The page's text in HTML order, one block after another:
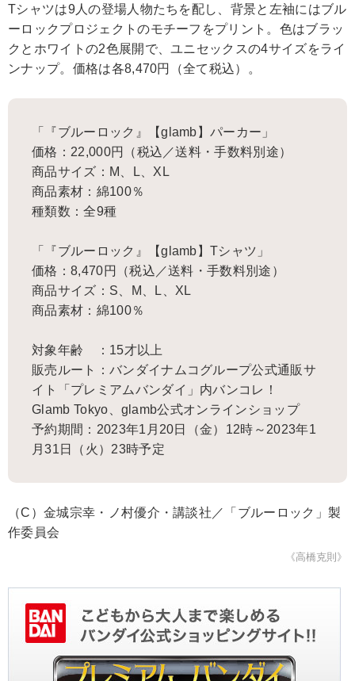
Tシャツは9人の登場人物たちを配し、背景と左袖にはブル
ーロックプロジェクトのモチーフをプリント。色はブラッ
クとホワイトの2色展開で、ユニセックスの4サイズをライ
ンナップ。価格は各8,470円（全て税込）。
「『ブルーロック』【glamb】パーカー」
価格：22,000円（税込／送料・手数料別途）
商品サイズ：M、L、XL
商品素材：綿100％
種類数：全9種
「『ブルーロック』【glamb】Tシャツ」
価格：8,470円（税込／送料・手数料別途）
商品サイズ：S、M、L、XL
商品素材：綿100％
対象年齢 ：15才以上
販売ルート：バンダイナムコグループ公式通販サ
イト「プレミアムバンダイ」内バンコレ！
Glamb Tokyo、glamb公式オンラインショップ
予約期間：2023年1月20日（金）12時～2023年1
月31日（火）23時予定
（C）金城宗幸・ノ村優介・講談社／「ブルーロック」製
作委員会
《高橋克則》